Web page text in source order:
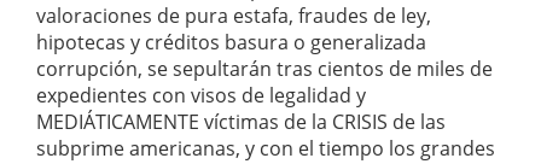
valoraciones de pura estafa, fraudes de ley,
hipotecas y créditos basura o generalizada
corrupción, se sepultarán tras cientos de miles de
expedientes con visos de legalidad y
MEDIÁTICAMENTE víctimas de la CRISIS de las
subprime americanas, y con el tiempo los grandes